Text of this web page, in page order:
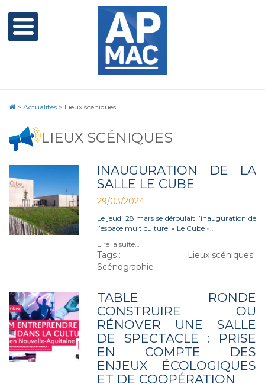
> Actualités > Lieux scéniques
LIEUX SCÉNIQUES
INAUGURATION DE LA
SALLE LE CUBE
29/03/2024
Le jeudi 28 mars se déroulait l’inauguration de
l’espace multiculturel « Le Cube »…
Lire la suite…
Tags :
Lieux scéniques
Scénographie
TABLE RONDE
CONSTRUIRE OU
RÉNOVER UNE SALLE
DE SPECTACLE : PRISE
EN COMPTE DES
ENJEUX ÉCOLOGIQUES
ET DE COOPÉRATION